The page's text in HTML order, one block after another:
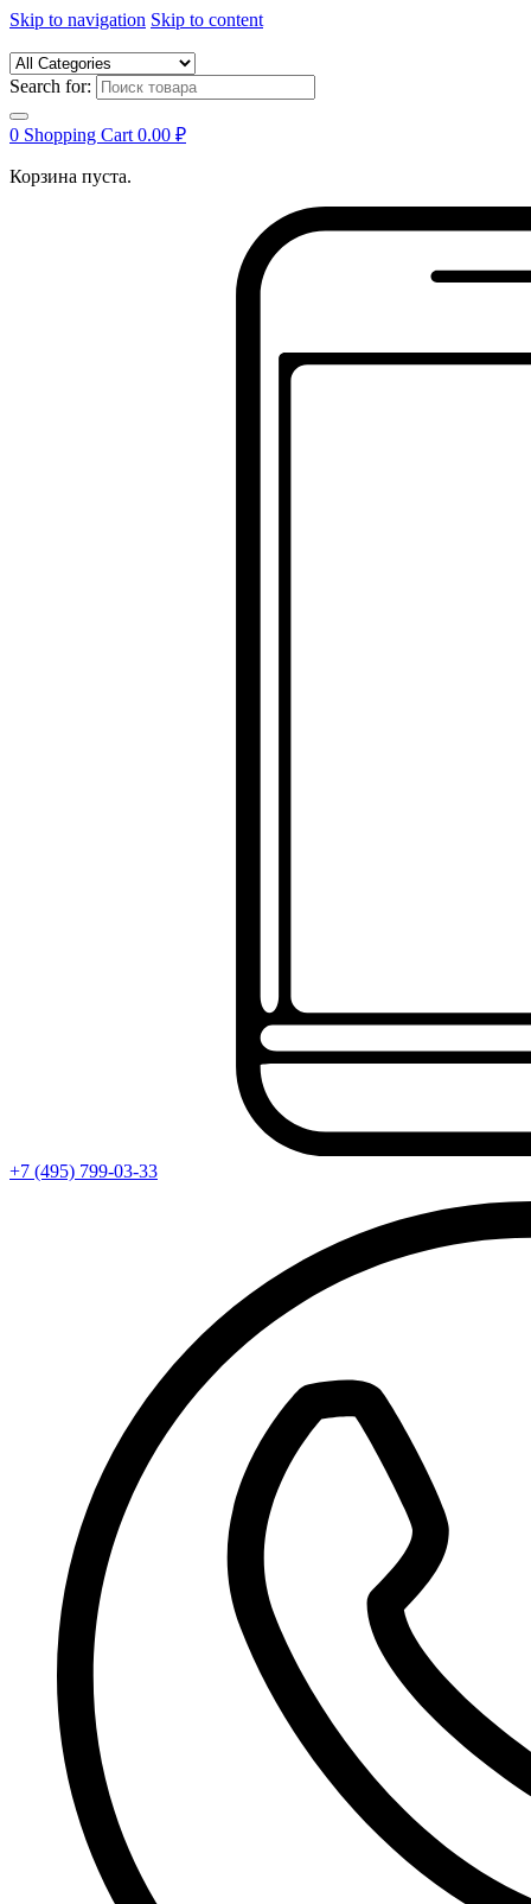
Skip to navigation Skip to content
Search for:
0 Shopping Cart 0.00 ₽
Корзина пуста.
+7 (495) 799-03-33